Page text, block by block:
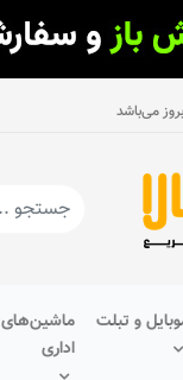
می‌باشد
و تبلت
ماشین‌های
اداری